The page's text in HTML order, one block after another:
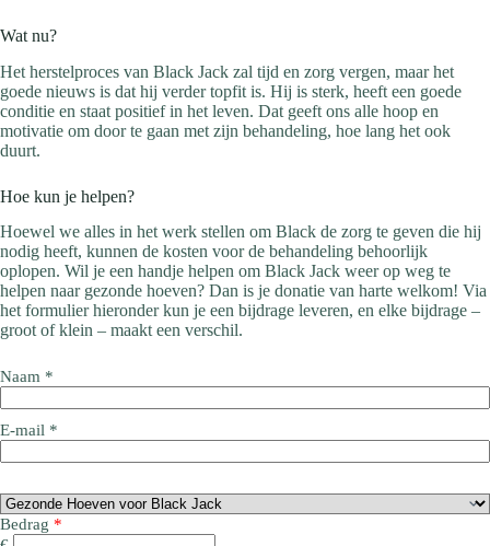
Wat nu?
Het herstelproces van Black Jack zal tijd en zorg vergen, maar het
goede nieuws is dat hij verder topfit is. Hij is sterk, heeft een goede
conditie en staat positief in het leven. Dat geeft ons alle hoop en
motivatie om door te gaan met zijn behandeling, hoe lang het ook
duurt.
Hoe kun je helpen?
Hoewel we alles in het werk stellen om Black de zorg te geven die hij
nodig heeft, kunnen de kosten voor de behandeling behoorlijk
oplopen. Wil je een handje helpen om Black Jack weer op weg te
helpen naar gezonde hoeven? Dan is je donatie van harte welkom! Via
het formulier hieronder kun je een bijdrage leveren, en elke bijdrage –
groot of klein – maakt een verschil.
Naam *
E-mail *
Bedrag *